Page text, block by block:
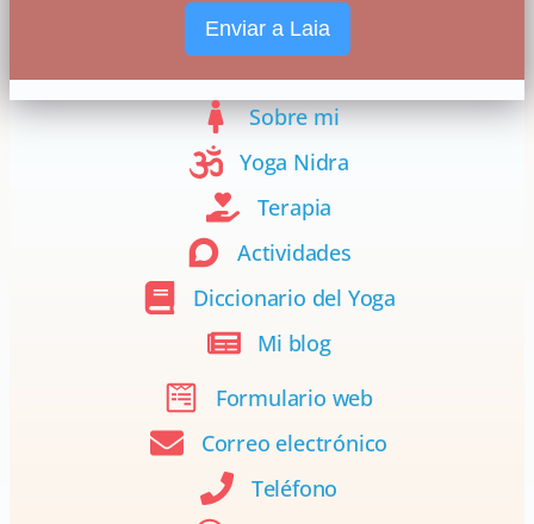
Enviar a Laia
Sobre mi
Yoga Nidra
Terapia
Actividades
Diccionario del Yoga
Mi blog
Formulario web
Correo electrónico
Teléfono